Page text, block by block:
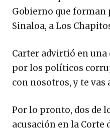
Gobierno que forman
Sinaloa, a Los
Carter advirtió en una
por los políticos
con nosotros, y te vas
Por lo pronto, dos de
acusación en la Corte